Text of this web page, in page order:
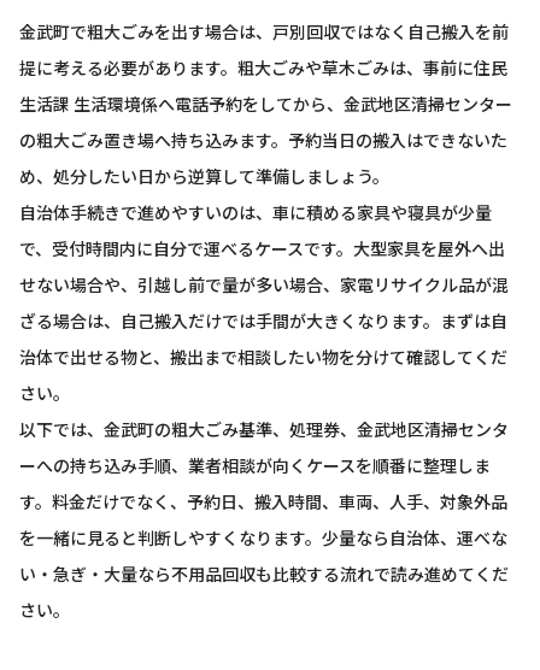
金武町で粗大ごみを出す場合は、戸別回収ではなく自己搬入を前
提に考える必要があります。粗大ごみや草木ごみは、事前に住民
生活課 生活環境係へ電話予約をしてから、金武地区清掃センター
の粗大ごみ置き場へ持ち込みます。予約当日の搬入はできないた
め、処分したい日から逆算して準備しましょう。
自治体手続きで進めやすいのは、車に積める家具や寝具が少量
で、受付時間内に自分で運べるケースです。大型家具を屋外へ出
せない場合や、引越し前で量が多い場合、家電リサイクル品が混
ざる場合は、自己搬入だけでは手間が大きくなります。まずは自
治体で出せる物と、搬出まで相談したい物を分けて確認してくだ
さい。
以下では、金武町の粗大ごみ基準、処理券、金武地区清掃センタ
ーへの持ち込み手順、業者相談が向くケースを順番に整理しま
す。料金だけでなく、予約日、搬入時間、車両、人手、対象外品
を一緒に見ると判断しやすくなります。少量なら自治体、運べな
い・急ぎ・大量なら不用品回収も比較する流れで読み進めてくだ
さい。